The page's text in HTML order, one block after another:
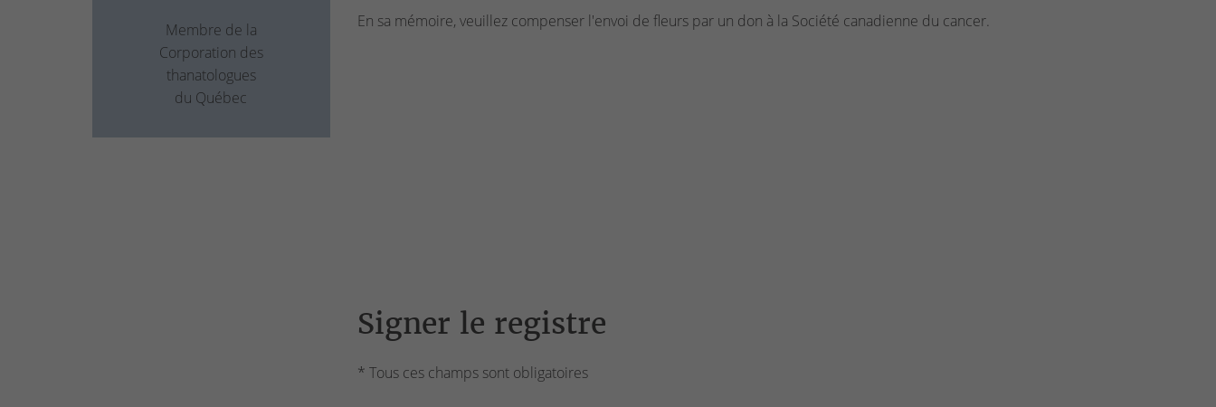
Membre de la
Corporation des
thanatologues
du Québec
En sa mémoire, veuillez compenser l'envoi de fleurs par un don à la Société canadienne du cancer.
Signer le registre
* Tous ces champs sont obligatoires